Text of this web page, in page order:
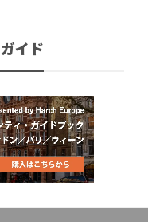
イド